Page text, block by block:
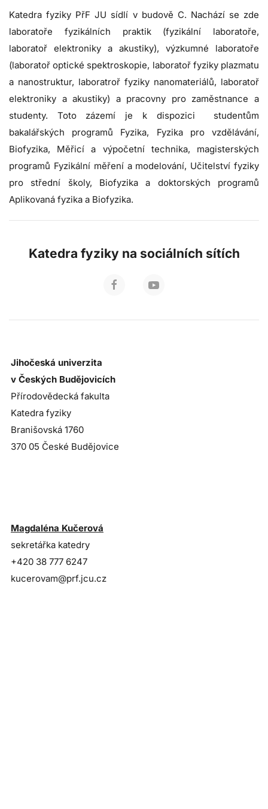
Katedra fyziky PřF JU sídlí v budově C. Nachází se zde
laboratoře fyzikálních praktik (fyzikální laboratoře,
laboratoř elektroniky a akustiky), výzkumné laboratoře
(laboratoř optické spektroskopie, laboratoř fyziky plazmatu
a nanostruktur, laboratroř fyziky nanomateriálů, laboratoř
elektroniky a akustiky) a pracovny pro zaměstnance a
studenty. Toto zázemí je k dispozici studentům
bakalářských programů Fyzika, Fyzika pro vzdělávání,
Biofyzika, Měřicí a výpočetní technika, magisterských
programů Fyzikální měření a modelování, Učitelství fyziky
pro střední školy, Biofyzika a doktorských programů
Aplikovaná fyzika a Biofyzika.
Katedra fyziky na sociálních sítích
Jihočeská univerzita
v Českých Budějovicích
Přírodovědecká fakulta
Katedra fyziky
Branišovská 1760
370 05 České Budějovice
Magdaléna Kučerová
sekretářka katedry
+420 38 777 6247
kucerovam@prf.jcu.cz